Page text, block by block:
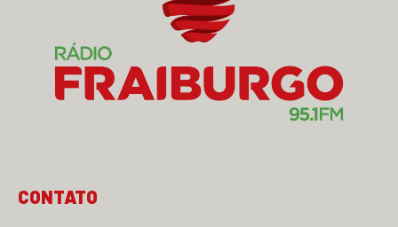
CONTATO